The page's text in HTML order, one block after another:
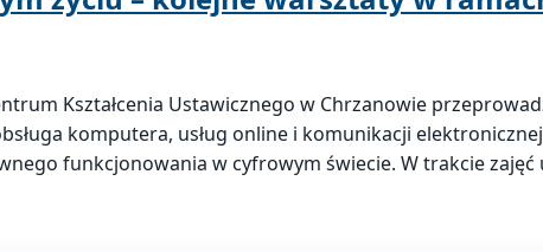
Kształcenia Ustawicznego w Chrzanowie
komputera, usług online i komunikacji
funkcjonowania w cyfrowym świecie. W trakcie zajęć